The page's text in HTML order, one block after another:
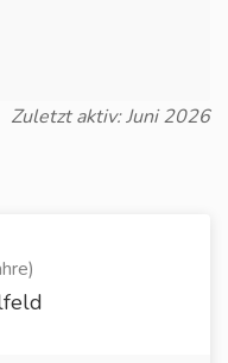
Zuletzt aktiv: Juni 2026